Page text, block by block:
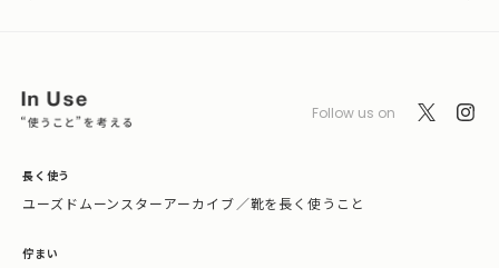
Follow us on
長く使う
ユーズドムーンスターアーカイブ ／靴を長く使うこと
佇まい